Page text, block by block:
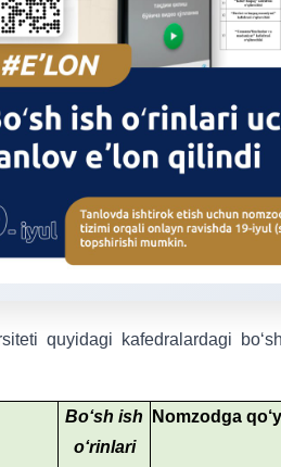
quyidagi kafedralardagi
Bo‘sh ish
o‘rinlari
Nomzodga